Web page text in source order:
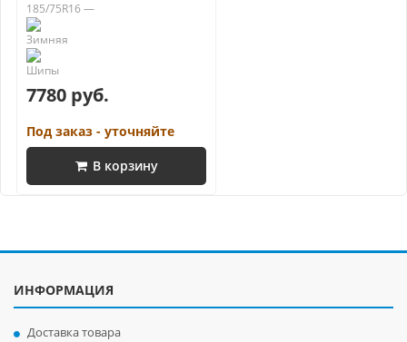
185/75R16 —
7780 руб.
Под заказ - уточняйте
В корзину
ИНФОРМАЦИЯ
Доставка товара